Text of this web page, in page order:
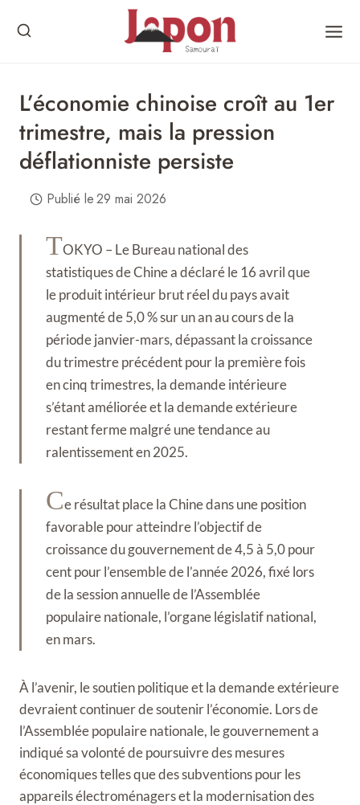
L’économie chinoise croît au 1er
trimestre, mais la pression
déflationniste persiste
Publié le29 mai 2026
TOKYO – Le Bureau national des
statistiques de Chine a déclaré le 16 avril que
le produit intérieur brut réel du pays avait
augmenté de 5,0 % sur un an au cours de la
période janvier-mars, dépassant la croissance
du trimestre précédent pour la première fois
en cinq trimestres, la demande intérieure
s’étant améliorée et la demande extérieure
restant ferme malgré une tendance au
ralentissement en 2025.
Ce résultat place la Chine dans une position
favorable pour atteindre l’objectif de
croissance du gouvernement de 4,5 à 5,0 pour
cent pour l’ensemble de l’année 2026, fixé lors
de la session annuelle de l’Assemblée
populaire nationale, l’organe législatif national,
en mars.
À l’avenir, le soutien politique et la demande extérieure
devraient continuer de soutenir l’économie. Lors de
l’Assemblée populaire nationale, le gouvernement a
indiqué sa volonté de poursuivre des mesures
économiques telles que des subventions pour les
appareils électroménagers et la modernisation des